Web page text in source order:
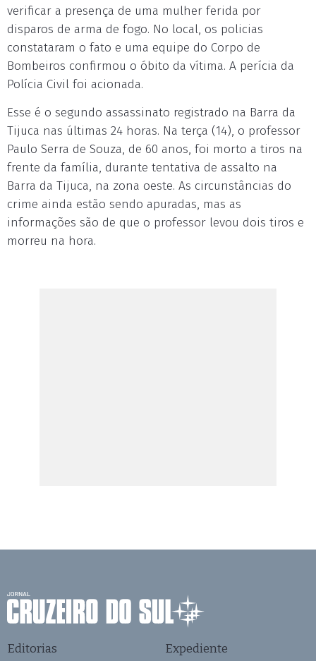
verificar a presença de uma mulher ferida por
disparos de arma de fogo. No local, os policias
constataram o fato e uma equipe do Corpo de
Bombeiros confirmou o óbito da vítima. A perícia da
Polícia Civil foi acionada.
Esse é o segundo assassinato registrado na Barra da
Tijuca nas últimas 24 horas. Na terça (14), o professor
Paulo Serra de Souza, de 60 anos, foi morto a tiros na
frente da família, durante tentativa de assalto na
Barra da Tijuca, na zona oeste. As circunstâncias do
crime ainda estão sendo apuradas, mas as
informações são de que o professor levou dois tiros e
morreu na hora.
Editorias Expediente